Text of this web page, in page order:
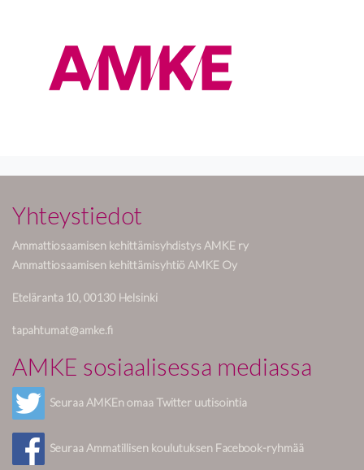
Yhteystiedot
Ammattiosaamisen kehittämisyhdistys AMKE ry
Ammattiosaamisen kehittämisyhtiö AMKE Oy
Eteläranta 10, 00130 Helsinki
tapahtumat@amke.fi
AMKE sosiaalisessa mediassa
Seuraa AMKEn omaa Twitter uutisointia
Seuraa Ammatillisen koulutuksen Facebook-ryhmää